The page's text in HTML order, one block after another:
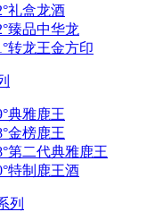
礼盒龙酒
臻品中华龙
转龙王金方印
典雅鹿王
金榜鹿王
第二代典雅鹿王
特制鹿王酒
列